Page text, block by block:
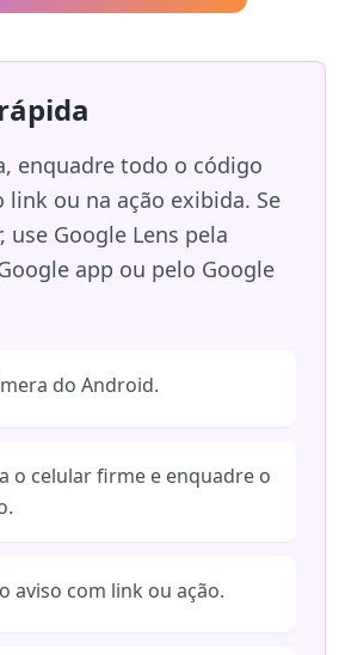
enquadre todo o código
link ou na ação exibida. Se
use Google Lens pela
app ou pelo Google
do Android.
o celular firme e enquadre o
aviso com link ou ação.